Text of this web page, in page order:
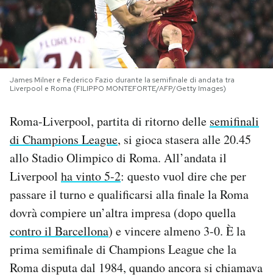
NEWSLETTER
I MIEI PREFERITI
SHOP
CALENDARIO
AREA PERSONALE
Area Personale
Notifiche mobile
Regala il Post
Hai bisogno di aiuto?
Esci
James Milner e Federico Fazio durante la semifinale di andata tra
Liverpool e Roma (FILIPPO MONTEFORTE/AFP/Getty Images)
Roma-Liverpool, partita di ritorno delle semifinali
di Champions League, si gioca stasera alle 20.45
allo Stadio Olimpico di Roma. All’andata il
Liverpool ha vinto 5-2: questo vuol dire che per
passare il turno e qualificarsi alla finale la Roma
dovrà compiere un’altra impresa (dopo quella
contro il Barcellona) e vincere almeno 3-0. È la
prima semifinale di Champions League che la
Roma disputa dal 1984, quando ancora si chiamava